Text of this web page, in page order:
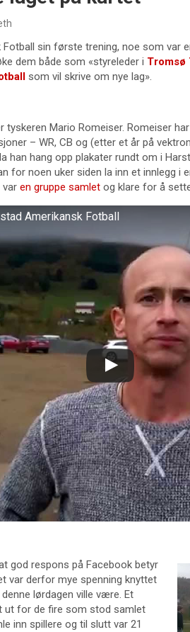
sin første trening, noe som var
dem både som «styreleder i Tromsø
som vil skrive om nye lag».
Mario Romeiser. Romeiser
– WR, CB og (etter et år på
han hang opp plakater rundt om i
for noen uker siden la inn et innlegg i
var en gruppe samlet og klare for å
Amerikansk Fotball
god respons på Facebook betyr
var derfor mye spenning knyttet
lørdagen ville være. Et
ut for de fire som stod samlet
inn spillere og til slutt var 21